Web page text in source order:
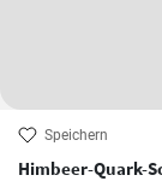
Speichern
Himbeer-Quark-